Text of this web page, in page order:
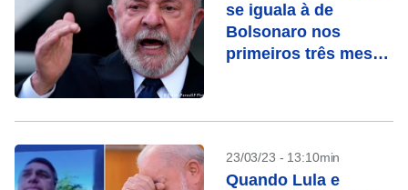
se iguala à de
Bolsonaro nos
primeiros três meses
23/03/23 - 13:10min
Quando Lula e